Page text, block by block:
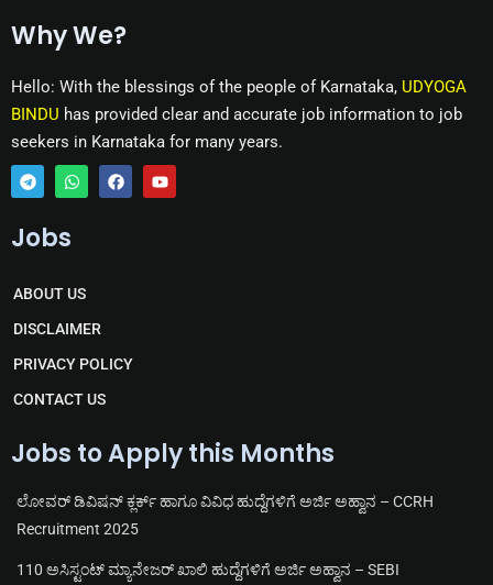
Why We?
Hello: With the blessings of the people of Karnataka, UDYOGA
BINDU has provided clear and accurate job information to job
seekers in Karnataka for many years.
T
l
r
a
m
W
a
a
p
p
F Y
Jobs
ABOUT US
DISCLAIMER
PRIVACY POLICY
CONTACT US
Jobs to Apply this Months
ಲೋವರ್ ಡಿವಿಷನ್ ಕ್ಲರ್ಕ್ ಹಾಗೂ ವಿವಿಧ ಹುದ್ದೆಗಳಿಗೆ ಅರ್ಜಿ ಅಹ್ವಾನ – CCRH
Recruitment 2025
110 ಅಸಿಸ್ಟಂಟ್ ಮ್ಯಾನೇಜರ್ ಖಾಲಿ ಹುದ್ದೆಗಳಿಗೆ ಅರ್ಜಿ ಅಹ್ವಾನ – SEBI